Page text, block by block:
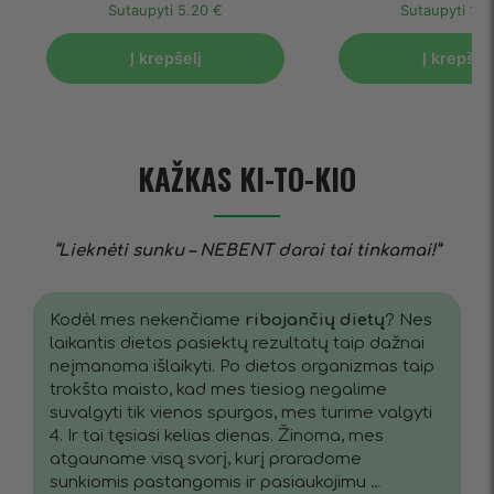
Sutaupyti 5.20 €
Į krepšelį
Sutaupyti
Į krepšelį
KAŽKAS KI-TO-KIO
“Lieknėti sunku – NEBENT darai tai tinkamai!”
Kodėl mes nekenčiame ribojančių dietų? Nes
laikantis dietos pasiektų rezultatų taip dažnai
neįmanoma išlaikyti. Po dietos organizmas taip
trokšta maisto, kad mes tiesiog negalime
suvalgyti tik vienos spurgos, mes turime valgyti
4. Ir tai tęsiasi kelias dienas. Žinoma, mes
atgauname visą svorį, kurį praradome
sunkiomis pastangomis ir pasiaukojimu …